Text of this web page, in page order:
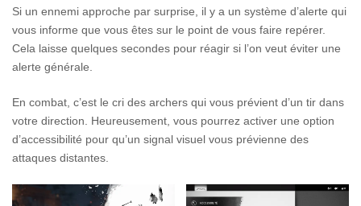
Si un ennemi approche par surprise, il y a un système d’alerte qui
vous informe que vous êtes sur le point de vous faire repérer.
Cela laisse quelques secondes pour réagir si l’on veut éviter une
alerte générale.
En combat, c’est le cri des archers qui vous prévient d’un tir dans
votre direction. Heureusement, vous pourrez activer une option
d’accessibilité pour qu’un signal visuel vous prévienne des
attaques distantes.